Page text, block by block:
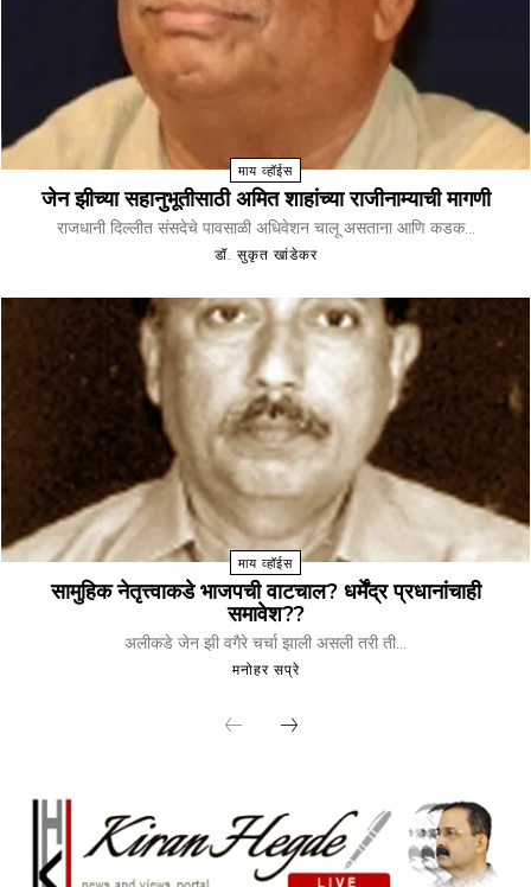
माय व्हॉईस
जेन झीच्या सहानुभूतीसाठी अमित शाहांच्या राजीनाम्याची मागणी
राजधानी दिल्लीत संसदेचे पावसाळी अधिवेशन चालू असताना आणि कडक...
डॉ. सुकृत खांडेकर
माय व्हॉईस
सामुहिक नेतृत्त्वाकडे भाजपची वाटचाल? धर्मेंद्र प्रधानांचाही
समावेश??
अलीकडे जेन झी वगैरे चर्चा झाली असली तरी ती...
मनोहर सप्रे